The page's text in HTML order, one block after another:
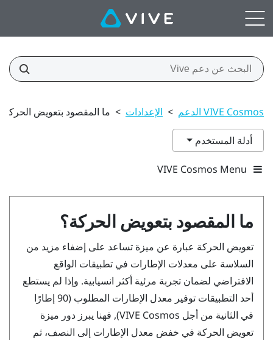
VIVE Cosmos الدعم > الإعدادات > ما المقصود بتعويض
أدلة المستخدم
VIVE Cosmos Menu
ما المقصود بتعويض الحركة؟
تعويض الحركة عبارة عن ميزة تساعد على إضفاء مزيد من
السلاسة على معدلات الإطارات في تطبيقات الواقع
الافتراضي لضمان تجربة مرئية أكثر انسيابية. وإذا لم يستطع
أحد التطبيقات توفير معدل الإطارات المطلوب (90 إطارًا
في الثانية من أجل VIVE Cosmos), فهنا يبرز دور ميزة
تعويض الحركة في خفض معدل الإطارات إلى النصف، ثم